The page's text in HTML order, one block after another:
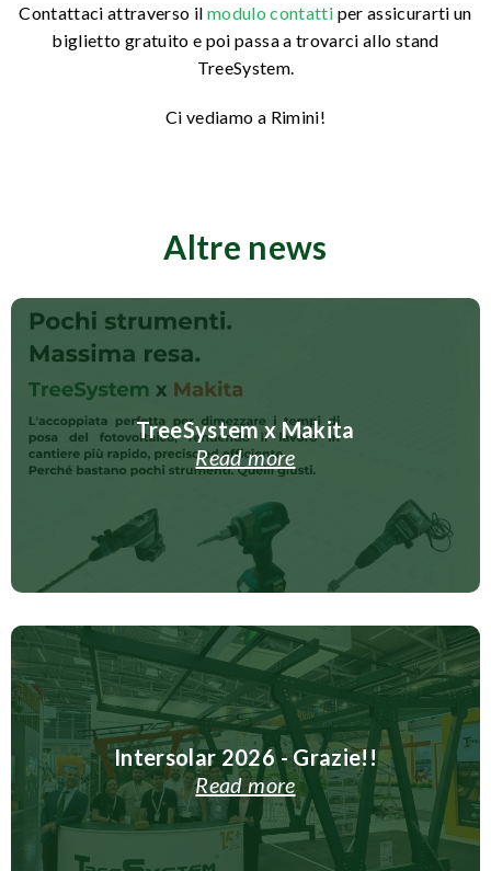
Contattaci attraverso il modulo contatti per assicurarti un
biglietto gratuito e poi passa a trovarci allo stand
TreeSystem.
Ci vediamo a Rimini!
Altre news
TreeSystem x Makita
Read more
Intersolar 2026 - Grazie!!
Read more